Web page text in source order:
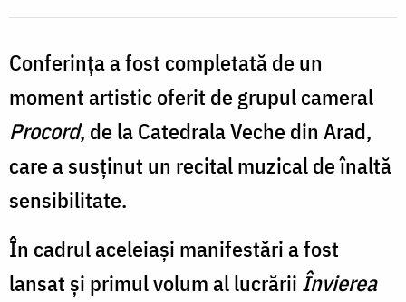
arhiepiscopiaaradului.ro
Conferința a fost completată de un
moment artistic oferit de grupul cameral
Procord, de la Catedrala Veche din Arad,
care a susținut un recital muzical de înaltă
sensibilitate.
În cadrul aceleiași manifestări a fost
lansat și primul volum al lucrării Învierea